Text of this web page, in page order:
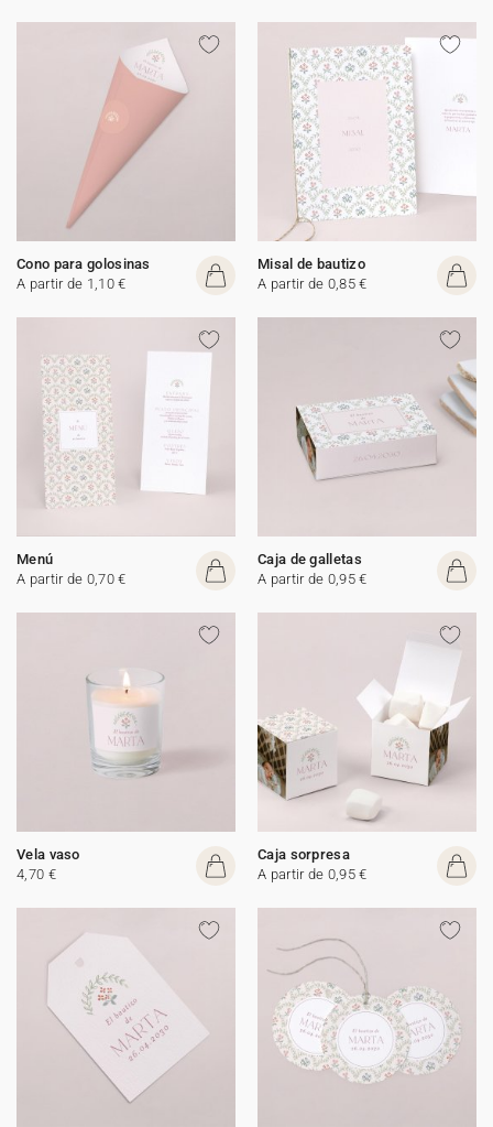
Cono para golosinas
A partir de 1,10 €
Misal de bautizo
A partir de 0,85 €
Menú
A partir de 0,70 €
Caja de galletas
A partir de 0,95 €
Vela vaso
4,70 €
Caja sorpresa
A partir de 0,95 €